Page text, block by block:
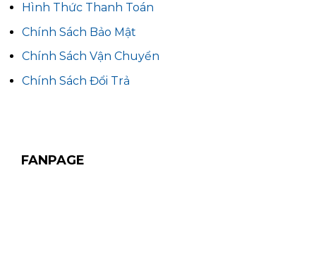
Hình Thức Thanh Toán
Chính Sách Bảo Mật
Chính Sách Vận Chuyển
Chính Sách Đổi Trả
FANPAGE